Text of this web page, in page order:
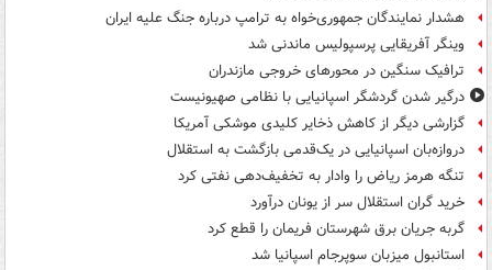
هشدار نمایندگان جمهوری‌خواه به ترامپ درباره جنگ علیه ایران
وینگر آفریقایی پرسپولیس ماندنی شد
ترافیک سنگین در محورهای خروجی مازندران
درگیر شدن گردشگر اسپانیایی با نظامی صهیونیست
گزارشی دیگر از کاهش ذخایر کلیدی موشکی آمریکا
دروازه‌بان اسپانیایی در یک‌قدمی بازگشت به استقلال
تنگه هرمز ریاض را وادار به تخفیف‌دهی نفتی کرد
خرید گران استقلال سر از یونان درآورد
گربه جریان برق شهرستان فریمان را قطع کرد
استانبول میزبان سوپرجام اسپانیا شد